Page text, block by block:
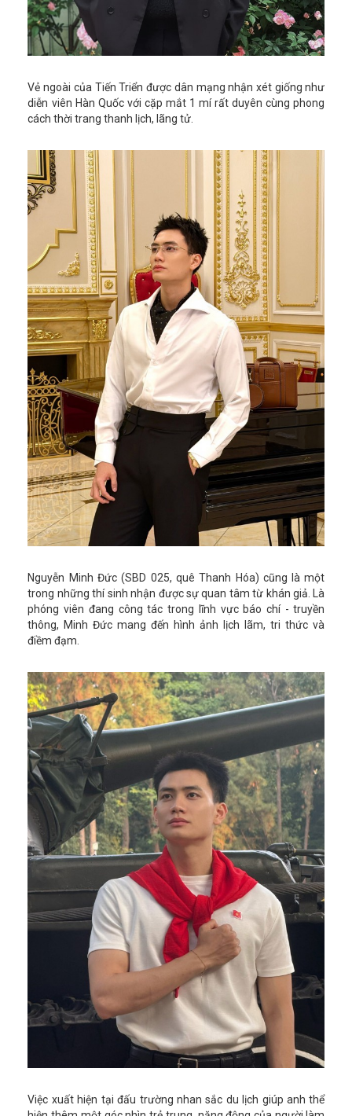
Vẻ ngoài của Tiến Triển được dân mạng nhận xét giống như
diễn viên Hàn Quốc với cặp mắt 1 mí rất duyên cùng phong
cách thời trang thanh lịch, lãng tử.
Nguyễn Minh Đức (SBD 025, quê Thanh Hóa) cũng là một
trong những thí sinh nhận được sự quan tâm từ khán giả. Là
phóng viên đang công tác trong lĩnh vực báo chí - truyền
thông, Minh Đức mang đến hình ảnh lịch lãm, tri thức và
điềm đạm.
Việc xuất hiện tại đấu trường nhan sắc du lịch giúp anh thể